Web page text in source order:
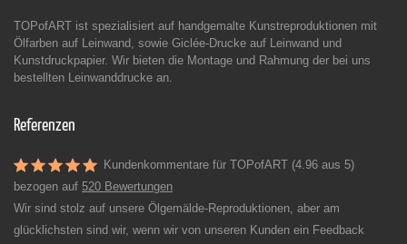
TOPofART ist spezialisiert auf handgemalte Kunstreproduktionen mit
Ölfarben auf Leinwand, sowie Giclée-Drucke auf Leinwand und
Kunstdruckpapier. Wir bieten die Montage und Rahmung der bei uns
bestellten Leinwanddrucke an.
Referenzen
Kundenkommentare für TOPofART (4.96 aus 5)
bezogen auf 520 Bewertungen
Wir sind stolz auf unsere Ölgemälde-Reproduktionen, aber am
glücklichsten sind wir, wenn wir von unseren Kunden ein Feedback